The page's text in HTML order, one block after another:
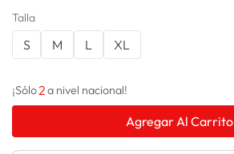
9.
10 lavadora
Talla
S M L XL
¡Sólo2a nivel nacional!
Agregar Al Carrito